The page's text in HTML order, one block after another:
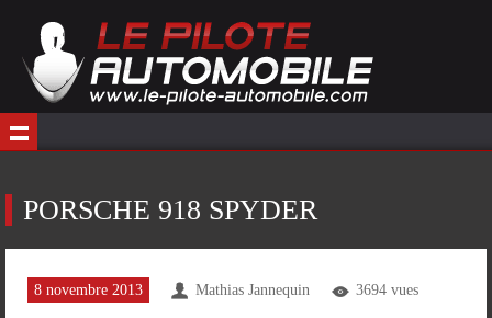
PORSCHE 918 SPYDER
8 novembre 2013 Mathias Jannequin 3694 vues